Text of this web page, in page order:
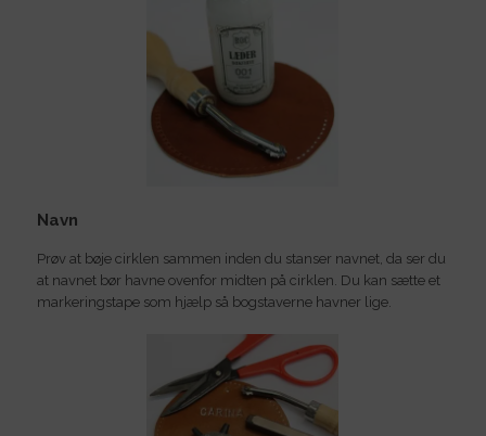
Navn
Prøv at bøje cirklen sammen inden du stanser navnet, da ser du
at navnet bør havne ovenfor midten på cirklen. Du kan sætte et
markeringstape som hjælp så bogstaverne havner lige.